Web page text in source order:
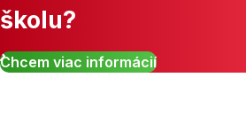
Zobraziť všetky študijné odbory »
školu?
Chcem viac informácií